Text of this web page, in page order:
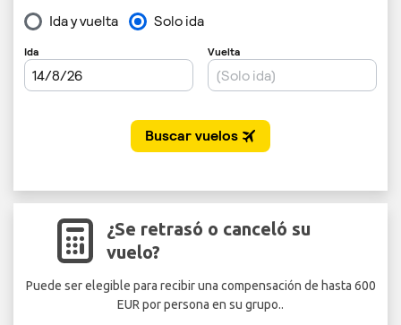
¿Se retrasó o canceló su
vuelo?
Puede ser elegible para recibir una compensación de hasta 600
EUR por persona en su grupo..